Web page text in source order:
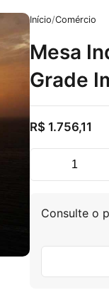
Início/Comércio
Mesa
Grade
R$ 1.756,11
Mesa
Consulte o